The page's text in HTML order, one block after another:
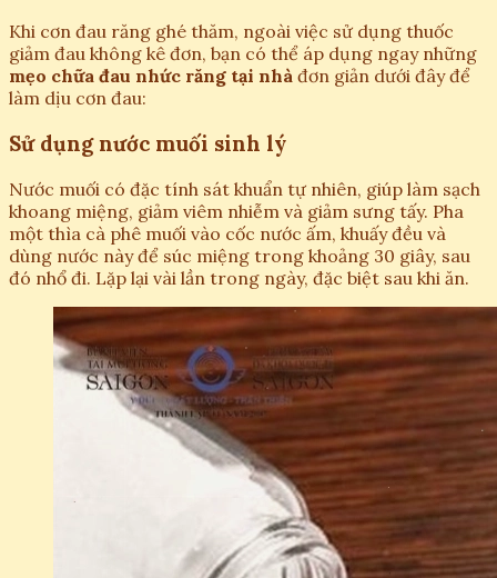
Khi cơn đau răng ghé thăm, ngoài việc sử dụng thuốc
giảm đau không kê đơn, bạn có thể áp dụng ngay những
mẹo chữa đau nhức răng tại nhà đơn giản dưới đây để
làm dịu cơn đau:
Sử dụng nước muối sinh lý
Nước muối có đặc tính sát khuẩn tự nhiên, giúp làm sạch
khoang miệng, giảm viêm nhiễm và giảm sưng tấy. Pha
một thìa cà phê muối vào cốc nước ấm, khuấy đều và
dùng nước này để súc miệng trong khoảng 30 giây, sau
đó nhổ đi. Lặp lại vài lần trong ngày, đặc biệt sau khi ăn.